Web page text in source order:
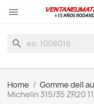

search
Home Gomme dell
Michelin 315/35 ZR20